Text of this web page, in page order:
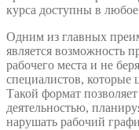
курса доступны в
Одним из главных
является возможность
рабочего места и не
специалистов, которые
Такой формат
деятельностью,
нарушать рабочий